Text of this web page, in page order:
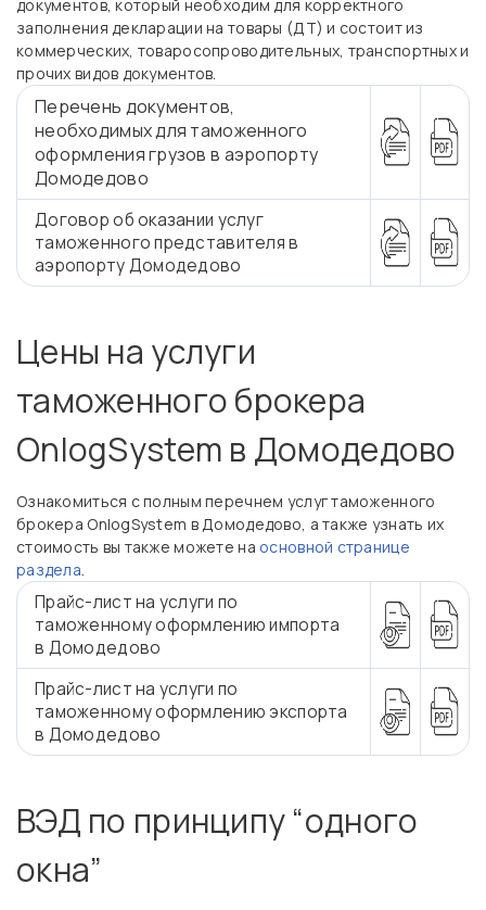
документов, который необходим для корректного
заполнения декларации на товары (ДТ) и состоит из
коммерческих, товаросопроводительных, транспортных и
прочих видов документов.
Перечень документов,
необходимых для таможенного
оформления грузов в аэропорту
Домодедово
Договор об оказании услуг
таможенного представителя в
аэропорту Домодедово
Цены на услуги
таможенного брокера
OnlogSystem в Домодедово
Ознакомиться с полным перечнем услуг таможенного
брокера OnlogSystem в Домодедово, а также узнать их
стоимость вы также можете на основной странице
раздела.
Прайс-лист на услуги по
таможенному оформлению импорта
в Домодедово
Прайс-лист на услуги по
таможенному оформлению экспорта
в Домодедово
ВЭД по принципу “одного
окна”